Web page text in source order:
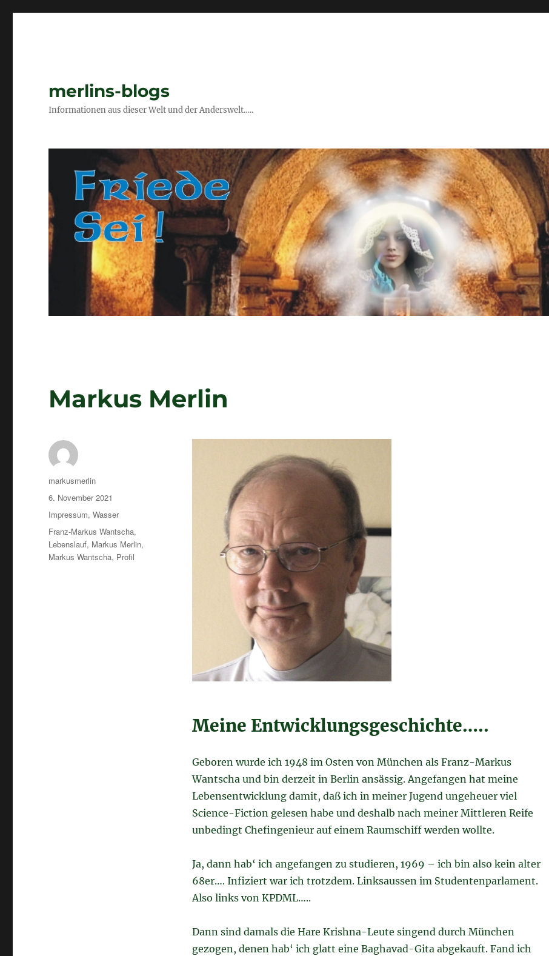
merlins-blogs
Informationen aus dieser Welt und der Anderswelt…..
Markus Merlin
Meine Entwicklungsgeschichte…..
Geboren wurde ich 1948 im Osten von München als Franz-Markus
Wantscha und bin derzeit in Berlin ansässig. Angefangen hat meine
Lebensentwicklung damit, daß ich in meiner Jugend ungeheuer viel
Science-Fiction gelesen habe und deshalb nach meiner Mittleren Reife
unbedingt Chefingenieur auf einem Raumschiff werden wollte.
Ja, dann hab‘ ich angefangen zu studieren, 1969 – ich bin also kein alter
68er…. Infiziert war ich trotzdem. Linksaussen im Studentenparlament.
Also links von KPDML…..
Dann sind damals die Hare Krishna-Leute singend durch München
gezogen, denen hab‘ ich glatt eine Baghavad-Gita abgekauft. Fand ich
Autor
markusmerlin
Veröffentlicht
am
6. November 2021
Kategorien
Impressum,Wasser
Schlagwörter
Franz-Markus Wantscha,
Lebenslauf, Markus Merlin,
Markus Wantscha, Profil